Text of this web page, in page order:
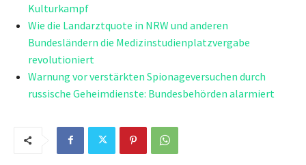
Kulturkampf
Wie die Landarztquote in NRW und anderen
Bundesländern die Medizinstudienplatzvergabe
revolutioniert
Warnung vor verstärkten Spionageversuchen durch
russische Geheimdienste: Bundesbehörden alarmiert